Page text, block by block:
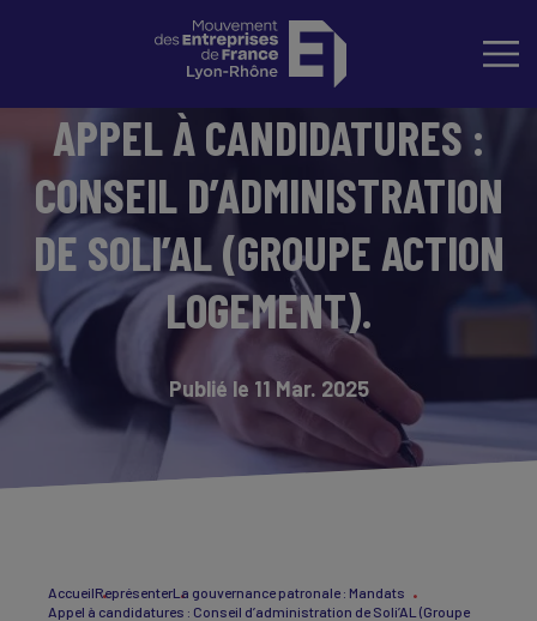
APPEL À CANDIDATURES :
CONSEIL D’ADMINISTRATION
DE SOLI’AL (GROUPE ACTION
LOGEMENT).
Publié le 11 Mar. 2025
AccueilReprésenterLa gouvernance patronale : Mandats
Appel à candidatures : Conseil d’administration de Soli’AL (Groupe